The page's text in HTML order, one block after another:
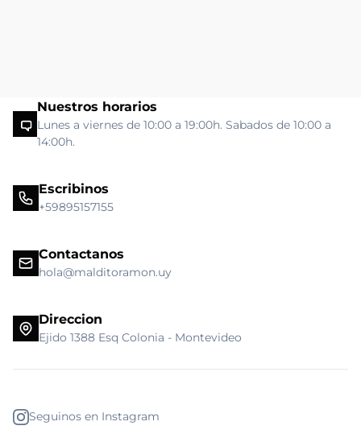
Nuestros horarios
Lunes a viernes de 10:00 a 19:00h. Sabados de 10:00 a
14:00h.
Escribinos
+59895157155
Contactanos
hola@malditoramon.uy
Direccion
Ejido 1388 Esq Colonia - Montevideo
Seguinos en Instagram